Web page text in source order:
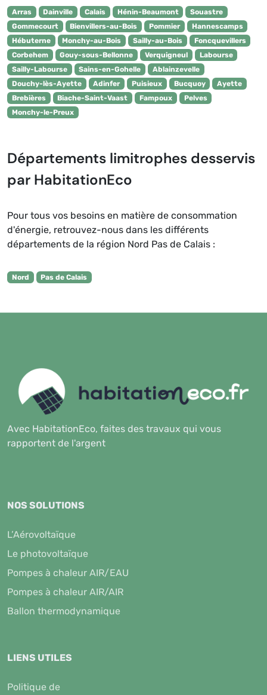
Arras Dainville Calais Hénin-Beaumont
Souastre
Gommecourt
Bienvillers-au-Bois Pommier
Hannescamps
Hébuterne
Monchy-au-Bois Sailly-au-Bois
Foncquevillers
Corbehem
Gouy-sous-Bellonne Verquigneul
Labourse
Sailly-Labourse
Sains-en-Gohelle
Ablainzevelle
Douchy-lès-Ayette
Adinfer Puisieux Bucquoy
Ayette
Brebières
Biache-Saint-Vaast Fampoux
Pelves
Monchy-le-Preux
Départements limitrophes desservis
par HabitationEco
Pour tous vos besoins en matière de consommation
d'énergie, retrouvez-nous dans les différents
départements de la région Nord Pas de Calais :
Nord Pas de Calais
Avec HabitationEco, faites des travaux qui vous
rapportent de l'argent
NOS SOLUTIONS
L’Aérovoltaïque
Le photovoltaïque
Pompes à chaleur AIR/EAU
Pompes à chaleur AIR/AIR
Ballon thermodynamique
LIENS UTILES
Politique de